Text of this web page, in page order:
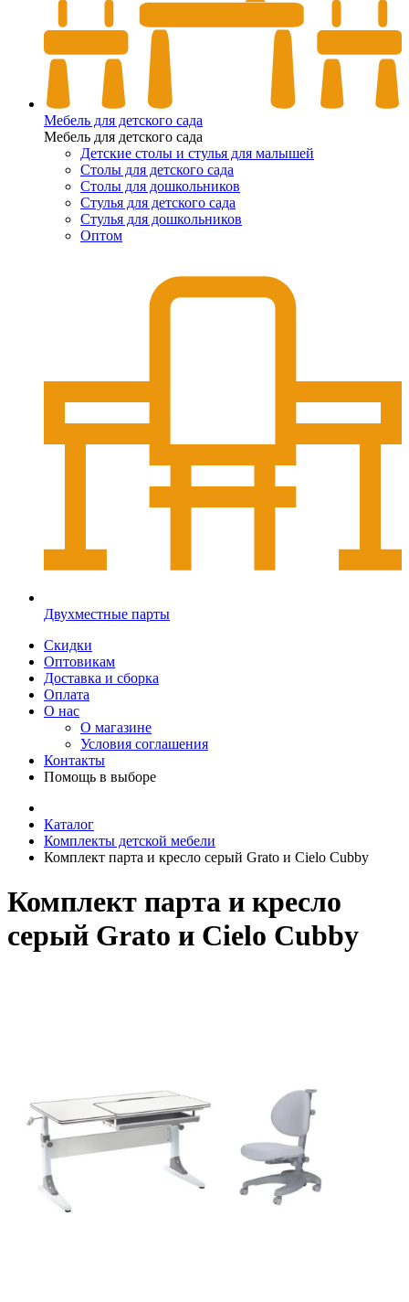
Мебель для детского сада
Мебель для детского сада
Детские столы и стулья для малышей
Столы для детского сада
Столы для дошкольников
Стулья для детского сада
Стулья для дошкольников
Оптом
Двухместные парты
Скидки
Оптовикам
Доставка и сборка
Оплата
О нас
О магазине
Условия соглашения
Контакты
Помощь в выборе
Каталог
Комплекты детской мебели
Комплект парта и кресло серый Grato и Cielo Cubby
Комплект парта и кресло
серый Grato и Cielo Cubby